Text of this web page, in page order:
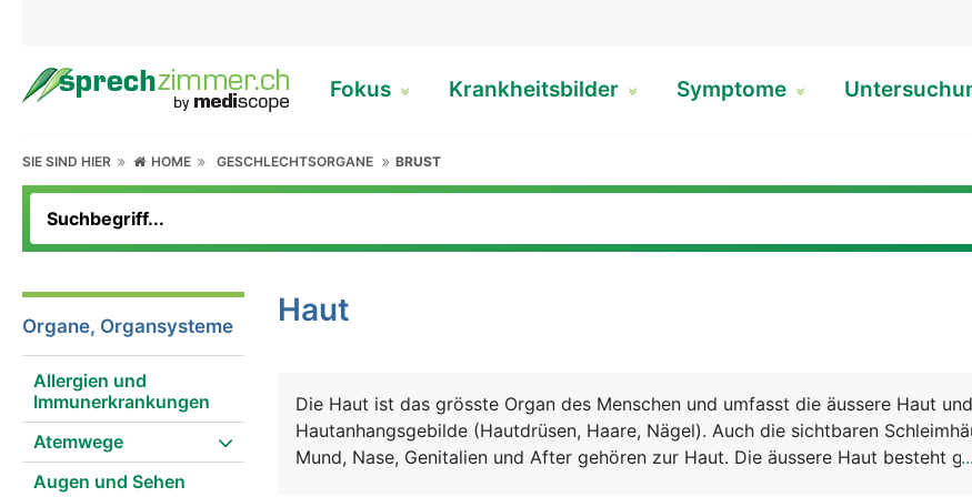
Fokus Krankheitsbilder Symptome
SIE SIND HIER HOME GESCHLECHTSORGANE BRUST
Organe, Organsysteme
Allergien und
Immunerkrankungen
Atemwege
Augen und Sehen
Haut
Die Haut ist das grösste Organ des Menschen und umfasst die äussere Haut
Hautanhangsgebilde (Hautdrüsen, Haare, Nägel). Auch die sichtbaren
Mund, Nase, Genitalien und After gehören zur Haut. Die äussere Haut besteht